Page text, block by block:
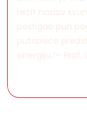
rečit naslov
postigao pun
putopisca
sinergiju.“–